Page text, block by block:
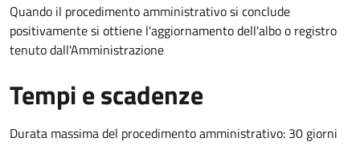
Quando il procedimento amministrativo si conclude
positivamente si ottiene l'aggiornamento dell'albo o registro
tenuto dall'Amministrazione
Tempi e scadenze
Durata massima del procedimento amministrativo: 30 giorni